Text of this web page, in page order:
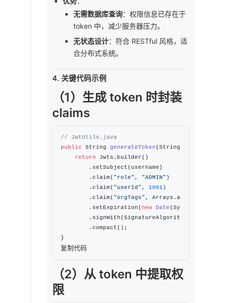
无需数据库查询：权限信息已存在于
token 中，减少服务器压力。
无状态设计：符合 RESTful 风格，适
合分布式系统。
4. 关键代码示例
（1）生成 token 时封装
claims
// JwtUtils.java
public String generateToken(String username)
return Jwts.builder()
        .setSubject(username)
        .claim(
"role" , "ADMIN" )
        .claim(
"userId" , 1001 )
        .claim(
"orgTags" , Arrays.asList(
        .setExpiration(
new Date
.signWith(SignatureAlgorithm.HS256,
        .compact();
复制代码
（2）从 token 中提取权
限